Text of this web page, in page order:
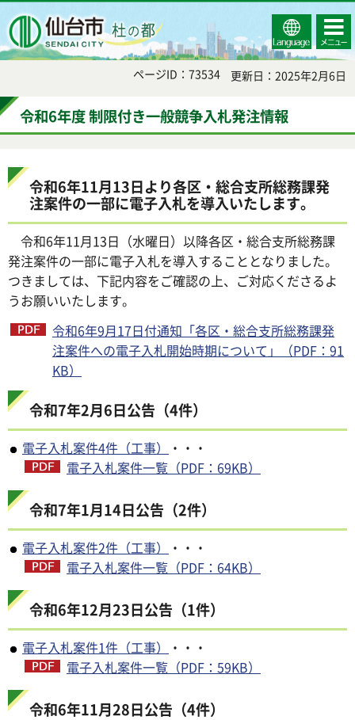
Select
Language
コンテ
ンツメ
ニュー
ページID：73534 更新日：2025年2月6日
令和6年度 制限付き一般競争入札発注情報
令和6年11月13日より各区・総合支所総務課発
注案件の一部に電子入札を導入いたします。
令和6年11月13日（水曜日）以降各区・総合支所総務課
発注案件の一部に電子入札を導入することとなりました。
つきましては、下記内容をご確認の上、ご対応くださるよ
うお願いいたします。
令和6年9月17日付通知「各区・総合支所総務課発
注案件への電子入札開始時期について」（PDF：91
KB）
令和7年2月6日公告（4件）
電子入札案件4件（工事）
・・・
電子入札案件一覧（PDF：69KB）
令和7年1月14日公告（2件）
電子入札案件2件（工事）
・・・
電子入札案件一覧（PDF：64KB）
令和6年12月23日公告（1件）
電子入札案件1件（工事）
・・・
電子入札案件一覧（PDF：59KB）
令和6年11月28日公告（4件）